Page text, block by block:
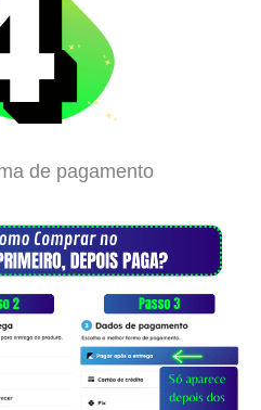
de pagamento